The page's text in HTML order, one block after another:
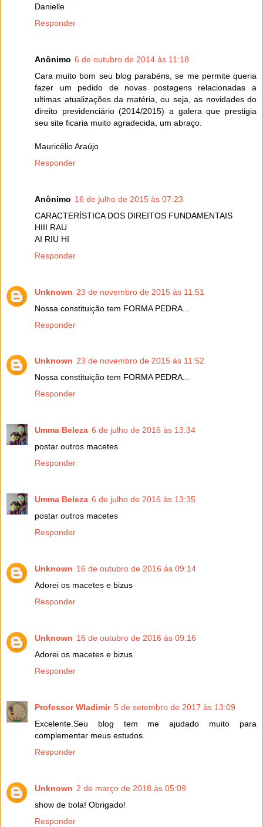
Danielle
Responder
Anônimo 6 de outubro de 2014 às 11:18
Cara muito bom seu blog parabéns, se me permite queria
fazer um pedido de novas postagens relacionadas a
ultimas atualizações da matéria, ou seja, as novidades do
direito previdenciário (2014/2015) a galera que prestigia
seu site ficaria muito agradecida, um abraço.
Mauricélio Araújo
Responder
Anônimo 16 de julho de 2015 às 07:23
CARACTERÍSTICA DOS DIREITOS FUNDAMENTAIS
HIII RAU
AI RIU HI
Responder
Unknown 23 de novembro de 2015 às 11:51
Nossa constituição tem FORMA PEDRA...
Responder
Unknown 23 de novembro de 2015 às 11:52
Nossa constituição tem FORMA PEDRA...
Responder
Umma Beleza 6 de julho de 2016 às 13:34
postar outros macetes
Responder
Umma Beleza 6 de julho de 2016 às 13:35
postar outros macetes
Responder
Unknown 16 de outubro de 2016 às 09:14
Adorei os macetes e bizus
Responder
Unknown 16 de outubro de 2016 às 09:16
Adorei os macetes e bizus
Responder
Professor Wladimir 5 de setembro de 2017 às 13:09
Excelente.Seu blog tem me ajudado muito para
complementar meus estudos.
Responder
Unknown 2 de março de 2018 às 05:09
show de bola! Obrigado!
Responder